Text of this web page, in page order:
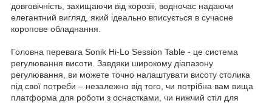
довговічність, захищаючи від корозії, водночас надаючи
елегантний вигляд, який ідеально вписується в сучасне
коропове обладнання.
Головна перевага Sonik Hi-Lo Session Table - це система
регулювання висоти. Завдяки широкому діапазону
регулювання, ви можете точно налаштувати висоту столика
під свої потреби – незалежно від того, чи потрібна вам вища
платформа для роботи з оснастками, чи нижчий стіл для